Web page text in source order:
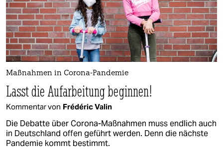
epaper login
Maßnahmen in Corona-Pandemie
Lasst die Aufarbeitung beginnen!
Kommentar von Frédéric Valin
Die Debatte über Corona-Maßnahmen muss endlich auch
in Deutschland offen geführt werden. Denn die nächste
Pandemie kommt bestimmt.